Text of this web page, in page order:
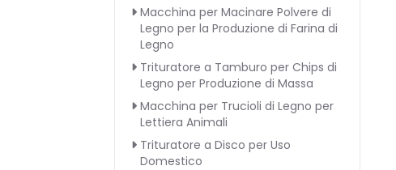
Macchina per Macinare Polvere di
Legno per la Produzione di Farina di
Legno
Trituratore a Tamburo per Chips di
Legno per Produzione di Massa
Macchina per Trucioli di Legno per
Lettiera Animali
Trituratore a Disco per Uso
Domestico